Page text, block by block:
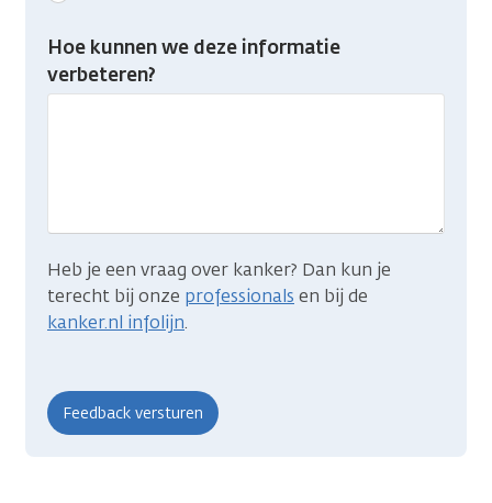
feedback:
Heb
gevonden
Hoe kunnen we deze informatie
verbeteren?
Heb je een vraag over kanker? Dan kun je
terecht bij onze professionals en bij de
kanker.nl infolijn.